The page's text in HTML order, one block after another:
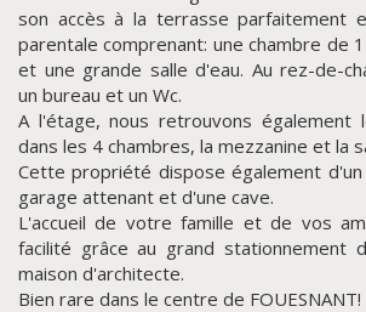
son accès à la terrasse parfaitement
parentale comprenant: une chambre de
et une grande salle d'eau. Au rez-de-
un bureau et un Wc.
A l'étage, nous retrouvons également
dans les 4 chambres, la mezzanine et la
Cette propriété dispose également
garage attenant et d'une cave.
L'accueil de votre famille et de vos
facilité grâce au grand stationnement
maison d'architecte.
Bien rare dans le centre de FOUESNANT!